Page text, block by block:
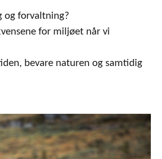
og forvaltning?
for miljøet når vi
bevare naturen og samtidig